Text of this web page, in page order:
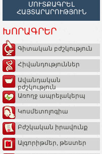
ՄՈՒՏՔԱԳՐԵԼ
ՀԱՅՏԱՐԱՐՈՒԹՅՈՒՆ
ԽՈՐԱԳՐԵՐ
Գիտական բժշկություն
Հիվանդություններ
Ավանդական
բժշկություն
Առողջ ապրելակերպ
Կոսմետոլոգիա
Բժշկական իրավունք
Ալգորիթմեր, թեստեր